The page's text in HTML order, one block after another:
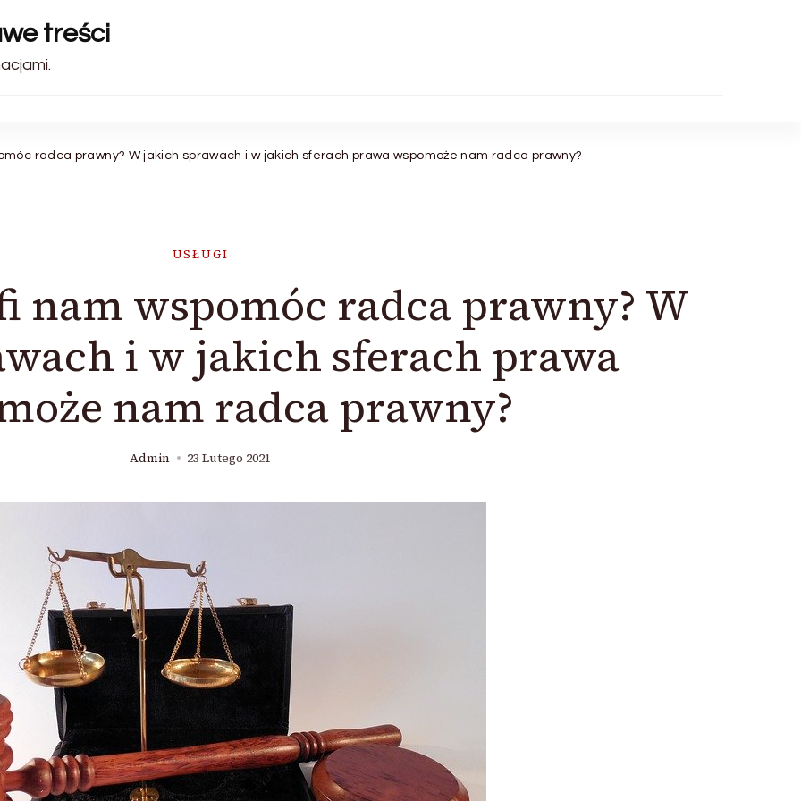
treści
radca prawny? W jakich sprawach i w jakich sferach prawa wspomoże nam radca prawny?
USŁUGI
nam wspomóc radca prawny? W
i w jakich sferach prawa
nam radca prawny?
Admin 23 Lutego 2021